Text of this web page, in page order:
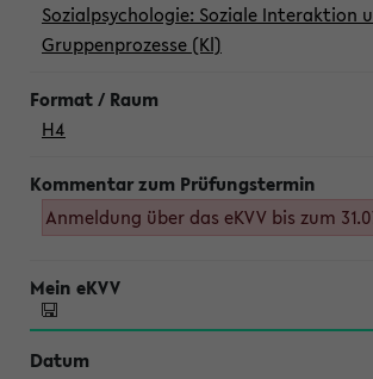
Sozialpsychologie: Soziale Interaktion
Gruppenprozesse (Kl)
H4
Anmeldung über das eKVV bis zum